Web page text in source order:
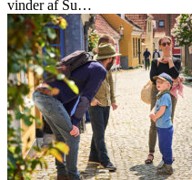
vinder af Su…